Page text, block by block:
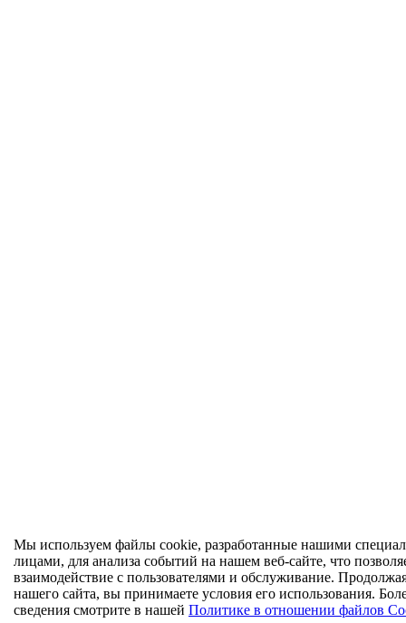
Мы используем файлы cookie, разработанные нашими
лицами, для анализа событий на нашем веб-сайте, что
взаимодействие с пользователями и обслуживание.
нашего сайта, вы принимаете условия его использования.
сведения смотрите в нашей Политике в отношении файлов